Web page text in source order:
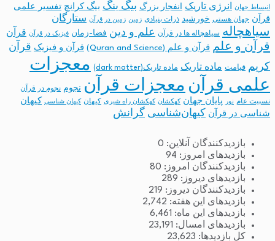
انبساط جهان انرژی تاریک انفجار بزرگ بیگ بنگ بیگ کرانچ تفسیر علمی
قرآن جهان هستی خورشید ذرات بنیادی زمین زمین در قرآن ستارگان
سیاهچاله سیاهچاله ها در قرآن علم و دین فضا-زمان فیزیک در قرآن قرآن
قرآن و علم قرآن و علم (Quran and Science) قرآن و فیزیک قرآن
کریم قیامت ماده تاریک ماده تاریک(dark matter)
معجزات
علمی قرآن معجزات قرآن نجوم نجوم در قرآن
نسبیت عام نور پایان جهان کهکشان کهکشان راه شیری کیهان کیهان شناسی
کیهان
شناسی در قرآن
کیهان‌شناسی گرانش
بازدیدکنندگان آنلاین: 0
بازدیدهای امروز: 94
بازدیدکنندگان امروز: 80
بازدیدهای دیروز: 289
بازدیدکنندگان دیروز: 219
بازدیدهای این هفته: 2,742
بازدیدهای این ماه: 6,461
بازدیدهای امسال: 23,191
کل بازدیدها: 23,623